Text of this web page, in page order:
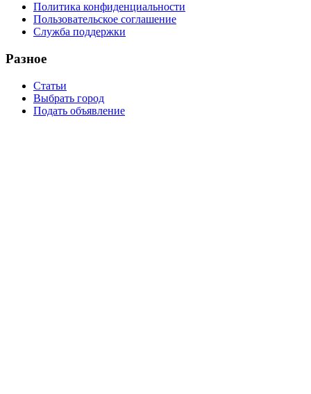
Политика конфиденциальности
Пользовательское соглашение
Служба поддержки
Разное
Статьи
Выбрать город
Подать объявление